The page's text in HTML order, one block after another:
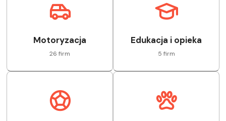
Motoryzacja
26 firm
Edukacja i opieka
5 firm